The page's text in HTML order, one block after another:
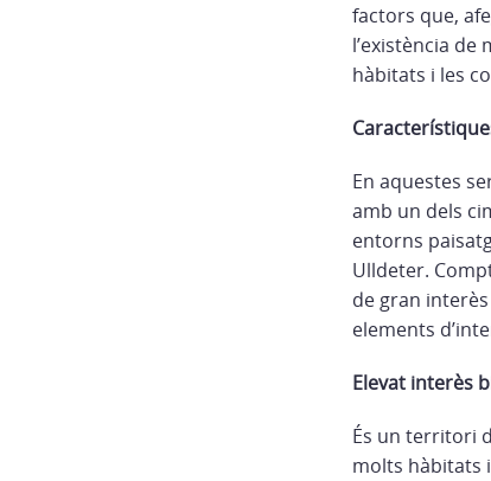
factors que,
l’existència
hàbitats i les
En aquestes
amb un dels
entorns
Ulldeter.
de gran
elements
Elevat interès
És un territori
molts hàbitats